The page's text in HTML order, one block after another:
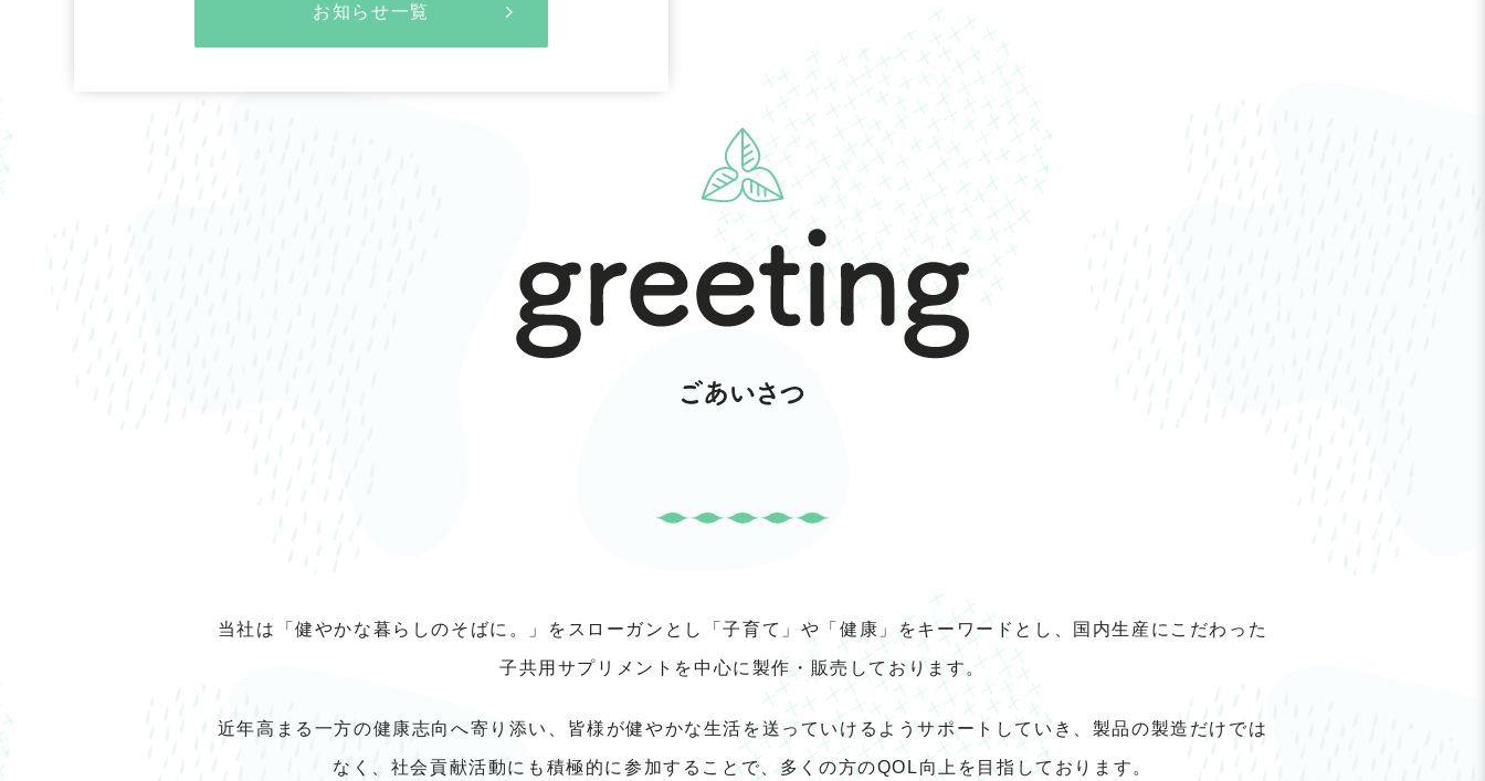
お知らせ一覧
当社は「健やかな暮らしのそばに。」をスローガンとし「子育て」や「健康」をキーワードとし、国内生産にこだわった
子共用サプリメントを中心に製作・販売しております。
近年高まる一方の健康志向へ寄り添い、皆様が健やかな生活を送っていけるようサポートしていき、製品の製造だけでは
なく、社会貢献活動にも積極的に参加することで、多くの方のQOL向上を目指しております。